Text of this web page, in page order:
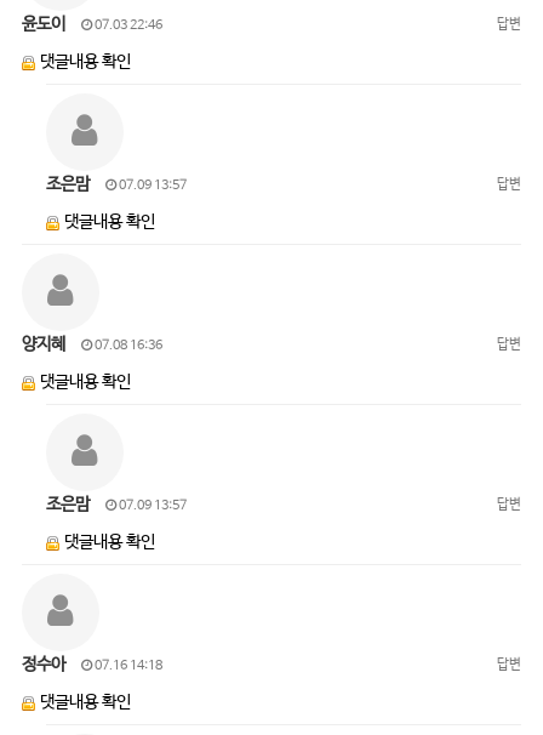
윤도이 07.03 22:46 답변
댓글내용 확인
조은맘 07.09 13:57 답변
댓글내용 확인
양지혜 07.08 16:36 답변
댓글내용 확인
조은맘 07.09 13:57 답변
댓글내용 확인
정수아 07.16 14:18 답변
댓글내용 확인